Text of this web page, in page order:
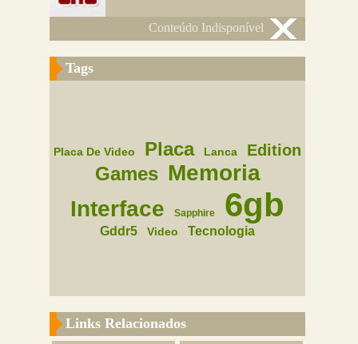
Conteúdo Indisponível
Tags
Placa De Video Placa Lanca Edition
Games Memoria
Interface
Sapphire 6gb
Gddr5 Video Tecnologia
Links Relacionados